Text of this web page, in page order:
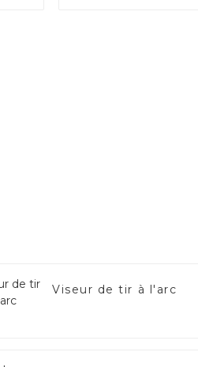
Viseur de tir à l'arc